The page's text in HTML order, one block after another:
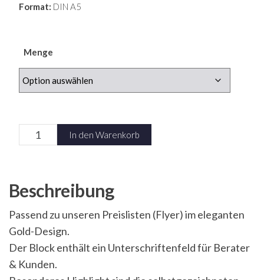
Format: DIN A5
Menge
Block
-
Menge
In den Warenkorb
Beschreibung
Passend zu unseren Preislisten (Flyer) im eleganten
Gold-Design.
Der Block enthält ein Unterschriftenfeld für Berater
& Kunden.